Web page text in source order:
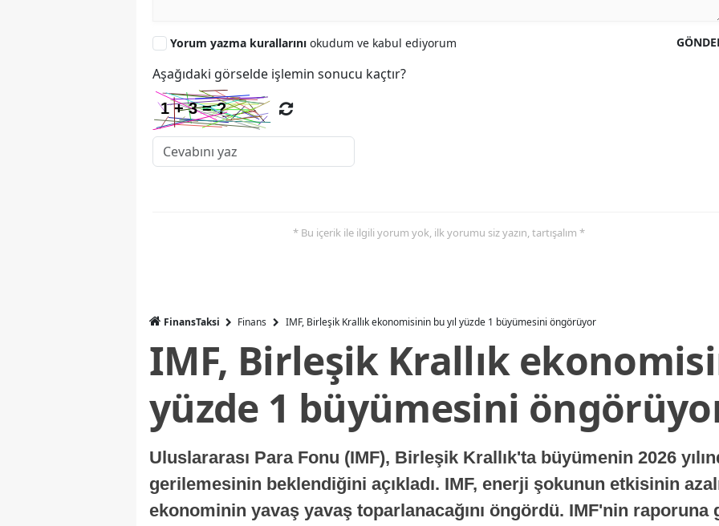
Yorum yazma kurallarını okudum ve kabul ediyorum
Aşağıdaki görselde işlemin sonucu kaçtır?
* Bu içerik ile ilgili yorum yok, ilk yorumu siz yazın, tartışalım *
FinansTaksi Finans IMF, Birleşik Krallık ekonomisinin bu yıl yüzde 1 büyümesini öngörüyor
IMF, Birleşik Krallık
yüzde 1 büyümesini
Uluslararası Para Fonu (IMF), Birleşik Krallık'ta büyümenin 2026
gerilemesinin beklendiğini açıkladı. IMF, enerji şokunun etkisinin
ekonominin yavaş yavaş toparlanacağını öngördü. IMF'nin raporuna